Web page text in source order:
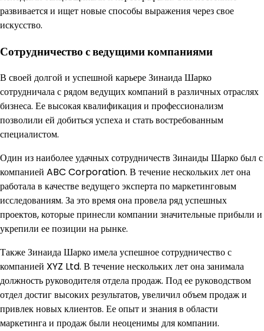
развивается и ищет новые способы выражения через свое
искусство.
Сотрудничество с ведущими компаниями
В своей долгой и успешной карьере Зинаида Шарко
сотрудничала с рядом ведущих компаний в различных отраслях
бизнеса. Ее высокая квалификация и профессионализм
позволили ей добиться успеха и стать востребованным
специалистом.
Один из наиболее удачных сотрудничеств Зинаиды Шарко был с
компанией ABC Corporation. В течение нескольких лет она
работала в качестве ведущего эксперта по маркетинговым
исследованиям. За это время она провела ряд успешных
проектов, которые принесли компании значительные прибыли и
укрепили ее позиции на рынке.
Также Зинаида Шарко имела успешное сотрудничество с
компанией XYZ Ltd. В течение нескольких лет она занимала
должность руководителя отдела продаж. Под ее руководством
отдел достиг высоких результатов, увеличил объем продаж и
привлек новых клиентов. Ее опыт и знания в области
маркетинга и продаж были неоценимы для компании.